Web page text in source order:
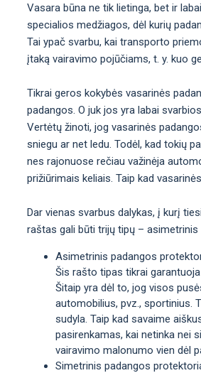
Vasara būna ne tik lietinga, bet ir
specialios medžiagos, dėl kurių
Tai ypač svarbu, kai transporto
įtaką vairavimo pojūčiams, t. y. kuo
Tikrai geros kokybės vasarinės
padangos. O juk jos yra labai
Vertėtų žinoti, jog vasarinės
sniegu ar net ledu. Todėl, kad tokių
nes rajonuose rečiau važinėja
prižiūrimais keliais. Taip kad
Dar vienas svarbus dalykas, į kurį
raštas gali būti trijų tipų –
Asimetrinis padangos
Šis rašto tipas tikrai
Šitaip yra dėl to, jog visos
automobilius, pvz., sportinius.
sudyla. Taip kad savaime
pasirenkamas, kai netinka nei
vairavimo malonumo vien dėl
Simetrinis padangos